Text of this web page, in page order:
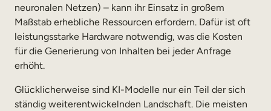
neuronalen Netzen) – kann ihr Einsatz in großem
Maßstab erhebliche Ressourcen erfordern. Dafür ist oft
leistungsstarke Hardware notwendig, was die Kosten
für die Generierung von Inhalten bei jeder Anfrage
erhöht.
Glücklicherweise sind KI-Modelle nur ein Teil der sich
ständig weiterentwickelnden Landschaft. Die meisten